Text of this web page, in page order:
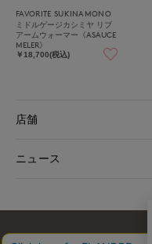
FAVORITE SUKINAMONO
ミドルゲージカシミヤ リブ
アームウォーマー《ASAUCE
MELER》
￥18,700(税込)
店舗
ニュース